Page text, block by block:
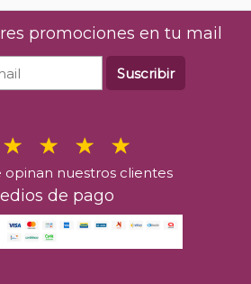
promociones en tu mail
Suscribir
opinan nuestros clientes
de pago